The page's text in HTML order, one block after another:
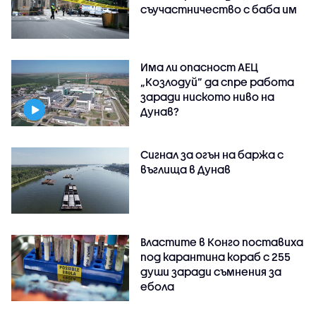
съучастничество с баба им
Има ли опасност АЕЦ
„Козлодуй” да спре работа
заради ниското ниво на
Дунав?
Сигнал за огън на баржа с
въглища в Дунав
Властите в Конго поставиха
под карантина кораб с 255
души заради съмнения за
ебола